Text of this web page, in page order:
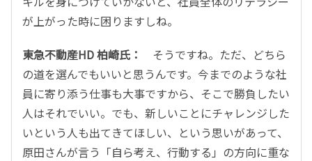
が上がった時に困りますしね。
東急不動産HD 柏崎氏：
そうですね。ただ、どちら
の道を選んでもいいと思うんです。今までのような社
員に寄り添う仕事も大事ですから、そこで勝負したい
人はそれでいい。でも、新しいことにチャレンジした
いという人も出てきてほしい、という思いがあって、
原田さんが言う「自ら考え、行動する」の方向に重な